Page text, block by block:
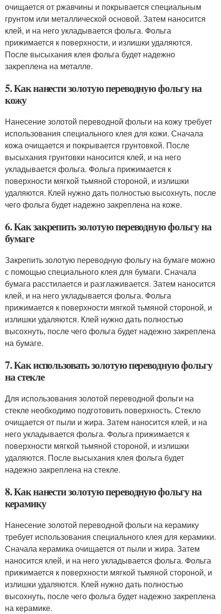
очищается от ржавчины и покрывается специальным
грунтом или металлической основой. Затем наносится
клей, и на него укладывается фольга. Фольга
прижимается к поверхности, и излишки удаляются.
После высыхания клея фольга будет надежно
закреплена на металле.
5. Как нанести золотую переводную фольгу на
кожу
Нанесение золотой переводной фольги на кожу требует
использования специального клея для кожи. Сначала
кожа очищается и покрывается грунтовкой. После
высыхания грунтовки наносится клей, и на него
укладывается фольга. Фольга прижимается к
поверхности мягкой тьмяной стороной, и излишки
удаляются. Клей нужно дать полностью высохнуть, после
чего фольга будет надежно закреплена на коже.
6. Как закрепить золотую переводную фольгу на
бумаге
Закрепить золотую переводную фольгу на бумаге можно
с помощью специального клея для бумаги. Сначала
бумага расстилается и разглаживается. Затем наносится
клей, и на него укладывается фольга. Фольга
прижимается к поверхности мягкой тьмяной стороной, и
излишки удаляются. Клей нужно дать полностью
высохнуть, после чего фольга будет надежно закреплена
на бумаге.
7. Как использовать золотую переводную фольгу
на стекле
Для использования золотой переводной фольги на
стекле необходимо подготовить поверхность. Стекло
очищается от пыли и жира. Затем наносится клей, и на
него укладывается фольга. Фольга прижимается к
поверхности мягкой тьмяной стороной, и излишки
удаляются. После высыхания клея фольга будет
надежно закреплена на стекле.
8. Как нанести золотую переводную фольгу на
керамику
Нанесение золотой переводной фольги на керамику
требует использования специального клея для керамики.
Сначала керамика очищается от пыли и жира. Затем
наносится клей, и на него укладывается фольга. Фольга
прижимается к поверхности мягкой тьмяной стороной, и
излишки удаляются. Клей нужно дать полностью
высохнуть, после чего фольга будет надежно закреплена
на керамике.